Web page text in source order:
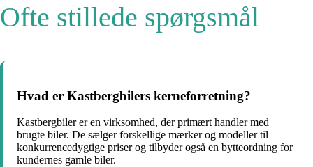
Ofte stillede spørgsmål
Hvad er Kastbergbilers kerneforretning?
Kastbergbiler er en virksomhed, der primært handler med
brugte biler. De sælger forskellige mærker og modeller til
konkurrencedygtige priser og tilbyder også en bytteordning for
kundernes gamle biler.